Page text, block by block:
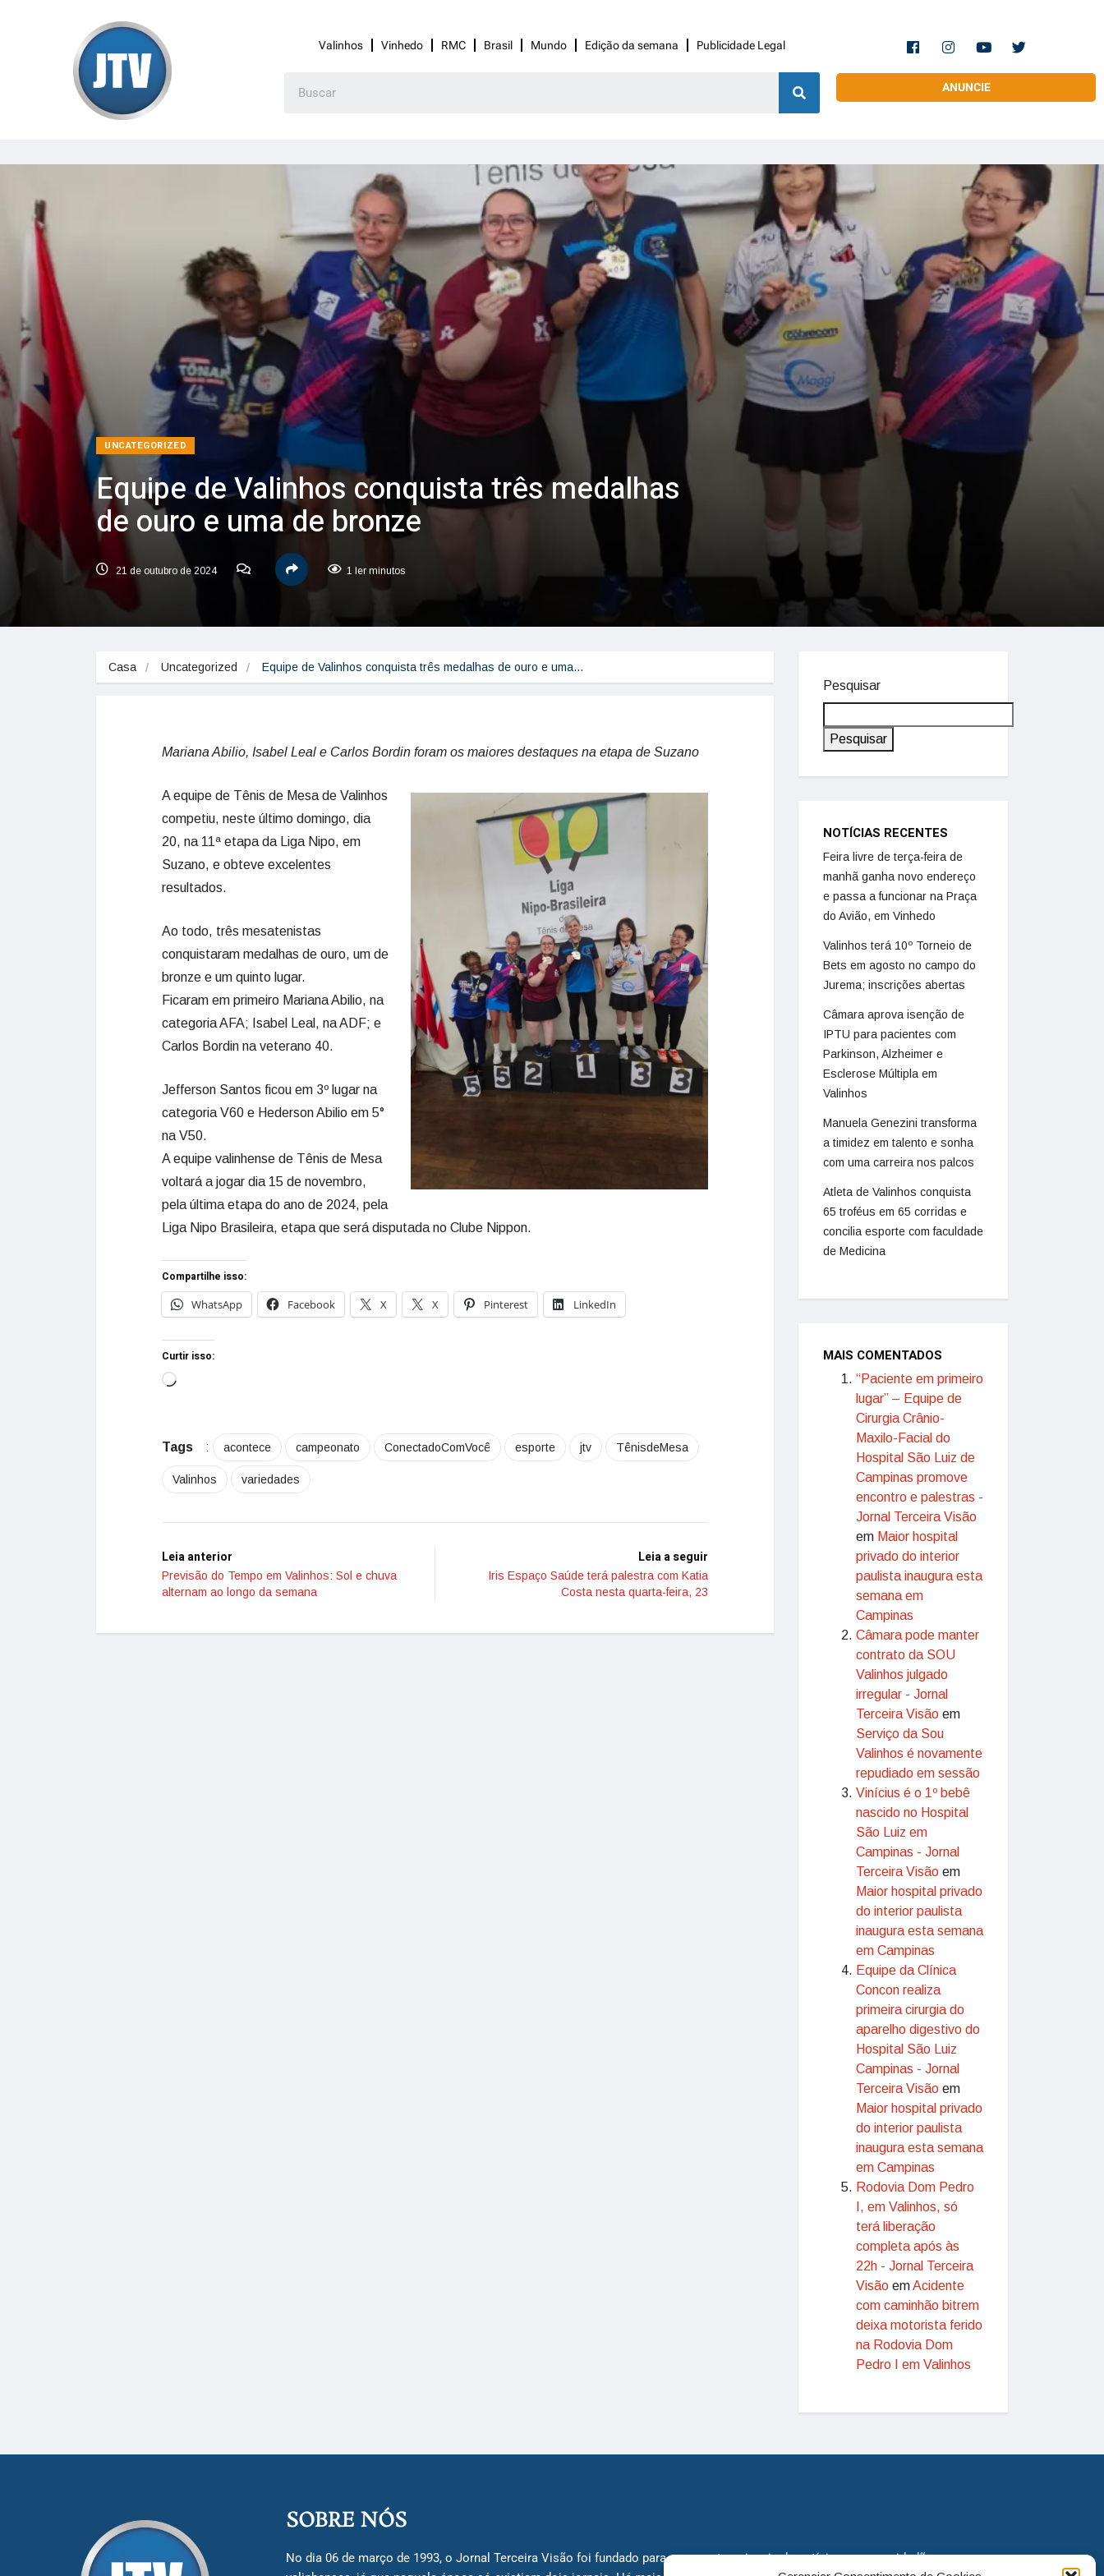
Valinhos Vinhedo RMC Brasil Mundo Edição da semana Publicidade Legal
ANUNCIE
UNCATEGORIZED
Equipe de Valinhos conquista três medalhas
de ouro e uma de bronze
21 de outubro de 2024 1 ler minutos
Casa Uncategorized Equipe de Valinhos conquista três medalhas de ouro e uma…
Mariana Abilio, Isabel Leal e Carlos Bordin foram os maiores destaques na etapa de Suzano
A equipe de Tênis de Mesa de Valinhos
competiu, neste último domingo, dia
20, na 11ª etapa da Liga Nipo, em
Suzano, e obteve excelentes
resultados.
Ao todo, três mesatenistas
conquistaram medalhas de ouro, um de
bronze e um quinto lugar.
Ficaram em primeiro Mariana Abilio, na
categoria AFA; Isabel Leal, na ADF; e
Carlos Bordin na veterano 40.
Jefferson Santos ficou em 3º lugar na
categoria V60 e Hederson Abilio em 5°
na V50.
A equipe valinhense de Tênis de Mesa
voltará a jogar dia 15 de novembro,
pela última etapa do ano de 2024, pela
Liga Nipo Brasileira, etapa que será disputada no Clube Nippon.
Compartilhe isso:
WhatsApp
Facebook X X Pinterest LinkedIn
Curtir isso:
Tags : acontece campeonato ConectadoComVocê esporte jtv TênisdeMesa
Valinhos variedades
Leia anterior
Previsão do Tempo em Valinhos: Sol e chuva
alternam ao longo da semana
Leia a seguir
Iris Espaço Saúde terá palestra com Katia
Costa nesta quarta-feira, 23
Pesquisar
Pesquisar
NOTÍCIAS RECENTES
Feira livre de terça-feira de
manhã ganha novo endereço
e passa a funcionar na Praça
do Avião, em Vinhedo
Valinhos terá 10º Torneio de
Bets em agosto no campo do
Jurema; inscrições abertas
Câmara aprova isenção de
IPTU para pacientes com
Parkinson, Alzheimer e
Esclerose Múltipla em
Valinhos
Manuela Genezini transforma
a timidez em talento e sonha
com uma carreira nos palcos
Atleta de Valinhos conquista
65 troféus em 65 corridas e
concilia esporte com faculdade
de Medicina
MAIS COMENTADOS
“Paciente em primeiro
lugar” – Equipe de
Cirurgia Crânio-
Maxilo-Facial do
Hospital São Luiz de
Campinas promove
encontro e palestras -
Jornal Terceira Visão
em Maior hospital
privado do interior
paulista inaugura esta
semana em
Campinas
Câmara pode manter
contrato da SOU
Valinhos julgado
irregular - Jornal
Terceira Visão em
Serviço da Sou
Valinhos é novamente
repudiado em sessão
Vinícius é o 1º bebê
nascido no Hospital
São Luiz em
Campinas - Jornal
Terceira Visão em
Maior hospital privado
do interior paulista
inaugura esta semana
em Campinas
Equipe da Clínica
Concon realiza
primeira cirurgia do
aparelho digestivo do
Hospital São Luiz
Campinas - Jornal
Terceira Visão em
Maior hospital privado
do interior paulista
inaugura esta semana
em Campinas
Rodovia Dom Pedro
I, em Valinhos, só
terá liberação
completa após às
22h - Jornal Terceira
Visão emAcidente
com caminhão bitrem
deixa motorista ferido
na Rodovia Dom
Pedro I em Valinhos
SOBRE NÓS
No dia 06 de março de 1993, o Jornal Terceira Visão foi fundado para ser uma terceira via de notícias para os cidadãos